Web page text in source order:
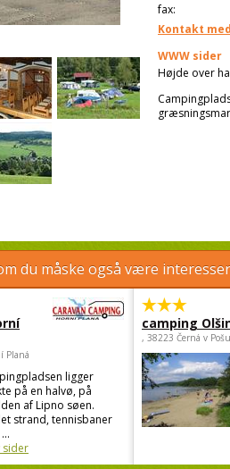
fax:
Kontakt
WWW sider
Højde over
du måske også være
Planá
ligger
på en halvø, på
af Lipno søen.
strand, tennisbaner
sider
camping
, 38223 Černá v